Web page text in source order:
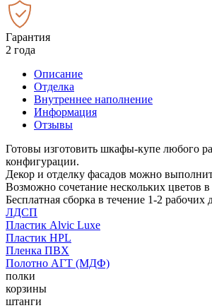
Гарантия
2 года
Описание
Отделка
Внутреннее наполнение
Информация
Отзывы
Готовы изготовить шкафы-купе любого
конфигурации.
Декор и отделку фасадов можно
Возможно сочетание нескольких цветов
Бесплатная сборка в течение 1-2 рабочих
ЛДСП
Пластик Alvic Luxe
Пластик HPL
Пленка ПВХ
Полотно АГТ (МДФ)
полки
корзины
штанги